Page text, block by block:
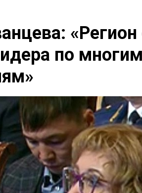
«Регион
по